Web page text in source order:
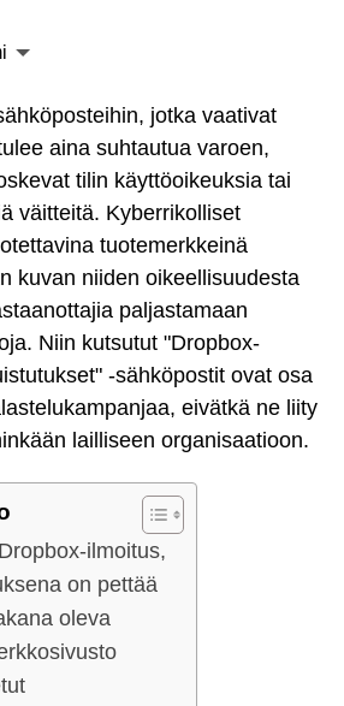
jotka vaativat
aina suhtautua varoen,
tilin käyttöoikeuksia tai
väitteitä. Kyberrikolliset
tuotemerkkeinä
kuvan niiden oikeellisuudesta
paljastamaan
Niin kutsutut "Dropbox-
-sähköpostit ovat osa
eivätkä ne liity
lailliseen organisaatioon.
ilmoitus,
on pettää
oleva